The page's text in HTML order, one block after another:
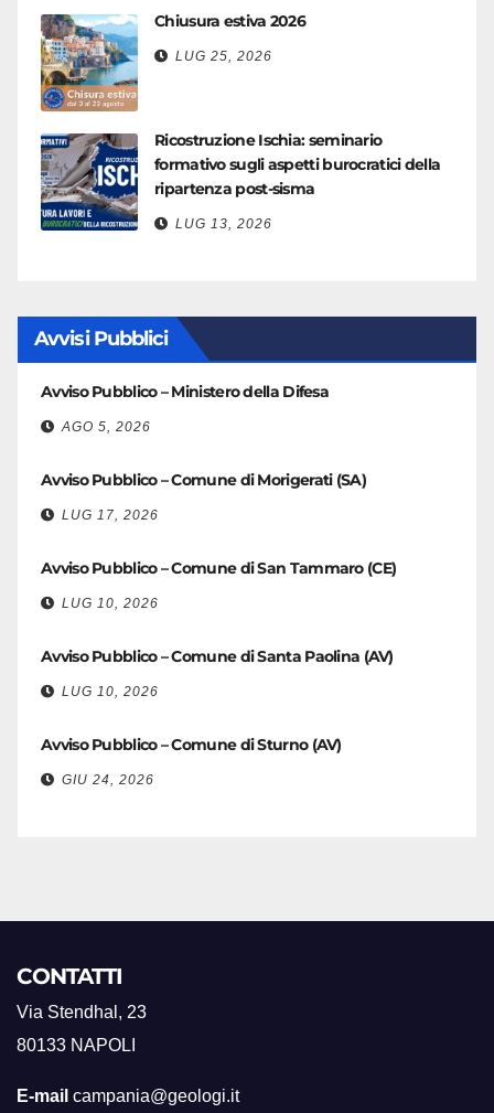
Chiusura estiva 2026
LUG 25, 2026
Ricostruzione Ischia: seminario
formativo sugli aspetti burocratici della
ripartenza post-sisma
LUG 13, 2026
Avvisi Pubblici
Avviso Pubblico – Ministero della Difesa
AGO 5, 2026
Avviso Pubblico – Comune di Morigerati (SA)
LUG 17, 2026
Avviso Pubblico – Comune di San Tammaro (CE)
LUG 10, 2026
Avviso Pubblico – Comune di Santa Paolina (AV)
LUG 10, 2026
Avviso Pubblico – Comune di Sturno (AV)
GIU 24, 2026
CONTATTI
Via Stendhal, 23
80133 NAPOLI
E-mail campania@geologi.it